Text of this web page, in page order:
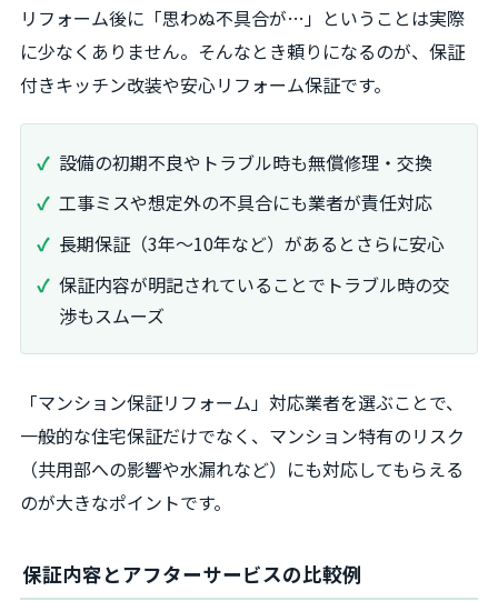
リフォーム後に「思わぬ不具合が…」ということは実際
に少なくありません。そんなとき頼りになるのが、保証
付きキッチン改装や安心リフォーム保証です。
設備の初期不良やトラブル時も無償修理・交換
工事ミスや想定外の不具合にも業者が責任対応
長期保証（3年～10年など）があるとさらに安心
保証内容が明記されていることでトラブル時の交
渉もスムーズ
「マンション保証リフォーム」対応業者を選ぶことで、
一般的な住宅保証だけでなく、マンション特有のリスク
（共用部への影響や水漏れなど）にも対応してもらえる
のが大きなポイントです。
保証内容とアフターサービスの比較例